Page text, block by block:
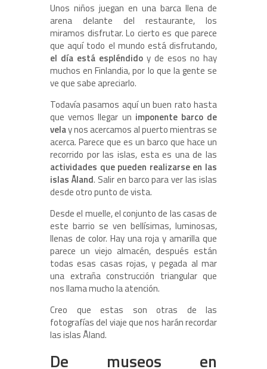
Unos niños juegan en una barca llena de
arena delante del restaurante, los
miramos disfrutar. Lo cierto es que parece
que aquí todo el mundo está disfrutando,
el día está espléndido y de esos no hay
muchos en Finlandia, por lo que la gente se
ve que sabe apreciarlo.
Todavía pasamos aquí un buen rato hasta
que vemos llegar un imponente barco de
velay nos acercamos al puerto mientras se
acerca. Parece que es un barco que hace un
recorrido por las islas, esta es una de las
actividades que pueden realizarse en las
islas Åland. Salir en barco para ver las islas
desde otro punto de vista.
Desde el muelle, el conjunto de las casas de
este barrio se ven bellísimas, luminosas,
llenas de color. Hay una roja y amarilla que
parece un viejo almacén, después están
todas esas casas rojas, y pegada al mar
una extraña construcción triangular que
nos llama mucho la atención.
Creo que estas son otras de las
fotografías del viaje que nos harán recordar
las islas Åland.
De museos en